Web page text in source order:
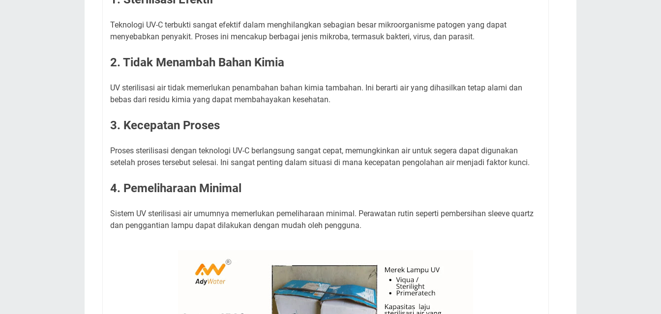
Teknologi UV-C terbukti sangat efektif dalam menghilangkan sebagian besar mikroorganisme patogen yang dapat
menyebabkan penyakit. Proses ini mencakup berbagai jenis mikroba, termasuk bakteri, virus, dan parasit.
2. Tidak Menambah Bahan Kimia
UV sterilisasi air tidak memerlukan penambahan bahan kimia tambahan. Ini berarti air yang dihasilkan tetap alami dan
bebas dari residu kimia yang dapat membahayakan kesehatan.
3. Kecepatan Proses
Proses sterilisasi dengan teknologi UV-C berlangsung sangat cepat, memungkinkan air untuk segera dapat digunakan
setelah proses tersebut selesai. Ini sangat penting dalam situasi di mana kecepatan pengolahan air menjadi faktor kunci.
4. Pemeliharaan Minimal
Sistem UV sterilisasi air umumnya memerlukan pemeliharaan minimal. Perawatan rutin seperti pembersihan sleeve quartz
dan penggantian lampu dapat dilakukan dengan mudah oleh pengguna.